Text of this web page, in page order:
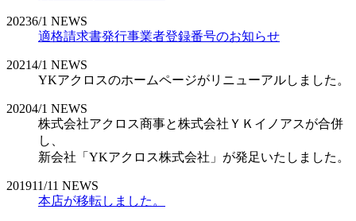
20236/1 NEWS
適格請求書発行事業者登録番号のお知らせ
20214/1 NEWS
YKアクロスのホームページがリニューアルしました。
20204/1 NEWS
株式会社アクロス商事と株式会社ＹＫイノアスが合併
し、
新会社「YKアクロス株式会社」が発足いたしました。
201911/11 NEWS
本店が移転しました。